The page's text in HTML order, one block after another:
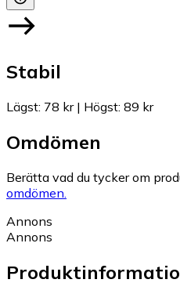
Stabil
Lägst: 78 kr| Högst: 89 kr
Omdömen
Berätta vad du tycker om
omdömen.
Annons
Annons